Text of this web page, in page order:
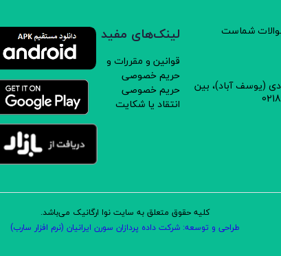
شماست
(یوسف آباد)، بین
لینک‌های مفید
قوانین و مقررات و
حریم خصوصی
حریم خصوصی
انتقاد یا شکایت
کلیه حقوق متعلق به سایت نوا ارگانیک می‌باشد.
طراحی و توسعه: شرکت داده پردازان سورن ایرانیان (نرم افزار سارب)